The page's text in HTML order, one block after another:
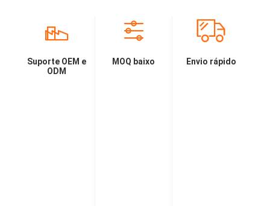
Suporte OEM e
ODM
MOQ baixo Envio rápido